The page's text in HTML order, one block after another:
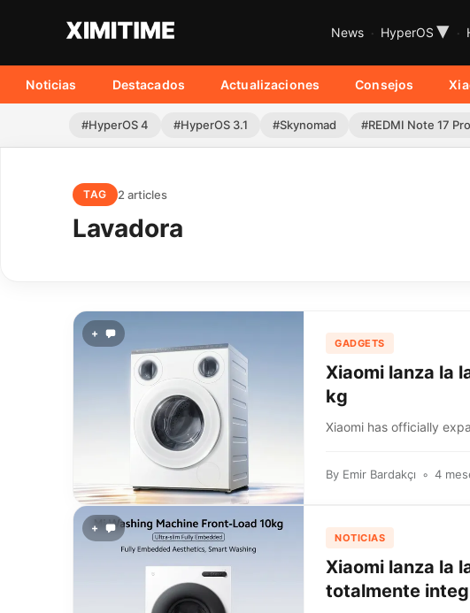
News HyperOS ▾
Noticias Destacados Actualizaciones Consejos
#HyperOS 4 #HyperOS 3.1 #Skynomad #REDMI Note 17 Pro
TAG 2 articles
Lavadora
+
GADGETS
Xiaomi lanza la
kg
Xiaomi has officially
By Emir Bardakçı 4
+
NOTICIAS
Xiaomi lanza la
totalmente